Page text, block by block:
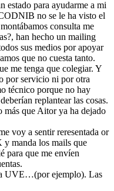
estado para ayudarme a mi
no se le ha visto el
consulta me
han hecho un mailing
sus medios por apoyar
que no cuesta tanto.
me tenga que colegiar. Y
por servicio ni por otra
técnico porque no hay
replantear las cosas.
más que Aitor ya ha dejado
voy a sentir reresentada or
y manda los mails que
para que me envíen
UVE…(por ejemplo). Las